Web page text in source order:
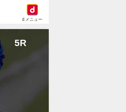
dメニュー
5R